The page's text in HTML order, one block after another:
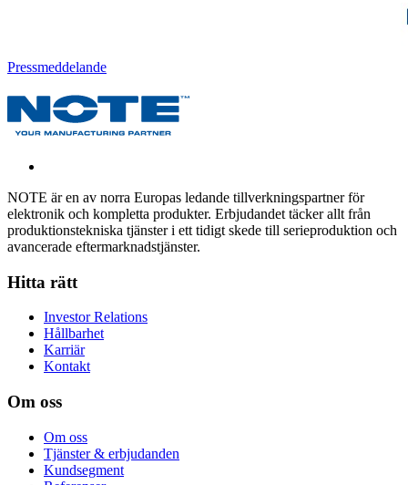
Pressmeddelande
NOTE är en av norra Europas ledande tillverkningspartner för
elektronik och kompletta produkter. Erbjudandet täcker allt från
produktionstekniska tjänster i ett tidigt skede till serieproduktion och
avancerade eftermarknadstjänster.
Hitta rätt
Investor Relations
Hållbarhet
Karriär
Kontakt
Om oss
Om oss
Tjänster & erbjudanden
Kundsegment